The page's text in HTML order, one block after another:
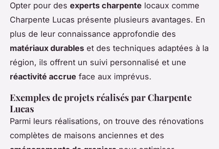
Opter pour des experts charpente locaux comme
Charpente Lucas présente plusieurs avantages. En
plus de leur connaissance approfondie des
matériaux durables et des techniques adaptées à la
région, ils offrent un suivi personnalisé et une
réactivité accrue face aux imprévus.
Exemples de projets réalisés par Charpente
Lucas
Parmi leurs réalisations, on trouve des rénovations
complètes de maisons anciennes et des